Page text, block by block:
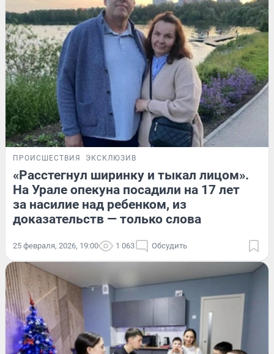
ПРОИСШЕСТВИЯ ЭКСКЛЮЗИВ
«Расстегнул ширинку и тыкал лицом».
На Урале опекуна посадили на 17 лет
за насилие над ребенком, из
доказательств — только слова
25 февраля, 2026, 19:00 1 063 Обсудить